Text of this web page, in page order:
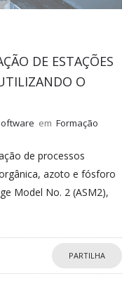
DE ESTAÇÕES
O
em Formação
de processos
azoto e fósforo
Model No. 2 (ASM2),
PARTILHA